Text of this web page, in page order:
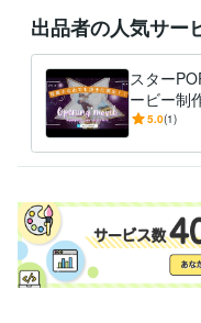
出品者の人気サー
スター
ービー制
る最高の
5.0(1)